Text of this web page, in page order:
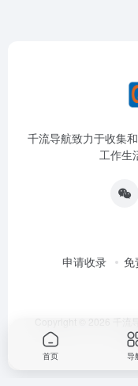
千流导航致力于收集
工作生
申请收录 免
Copyright © 2026 千流
首页 导